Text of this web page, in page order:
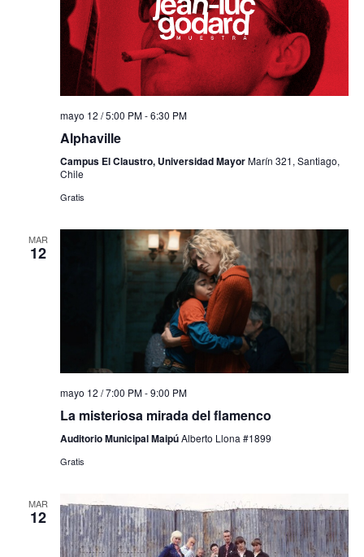
mayo 12 / 5:00 PM-6:30 PM
Alphaville
Campus El Claustro, Universidad MayorMarín 321, Santiago,
Chile
Gratis
MAR
12
mayo 12 / 7:00 PM-9:00 PM
La misteriosa mirada del flamenco
Auditorio Municipal MaipúAlberto Llona #1899
Gratis
MAR
12